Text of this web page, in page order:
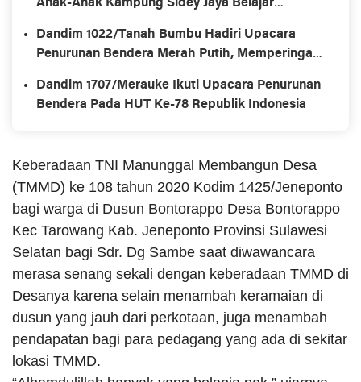
Anak-Anak Kampung Sidey Jaya Belajar
Dandim 1022/Tanah Bumbu Hadiri Upacara
Penurunan Bendera Merah Putih, Memperingati
Dandim 1707/Merauke Ikuti Upacara Penurunan
Bendera Pada HUT Ke-78 Republik Indonesia
Keberadaan TNI Manunggal Membangun Desa
(TMMD) ke 108 tahun 2020 Kodim 1425/Jeneponto
bagi warga di Dusun Bontorappo Desa Bontorappo
Kec Tarowang Kab. Jeneponto Provinsi Sulawesi
Selatan bagi Sdr. Dg Sambe saat diwawancara
merasa senang sekali dengan keberadaan TMMD di
Desanya karena selain menambah keramaian di
dusun yang jauh dari perkotaan, juga menambah
pendapatan bagi para pedagang yang ada di sekitar
lokasi TMMD.